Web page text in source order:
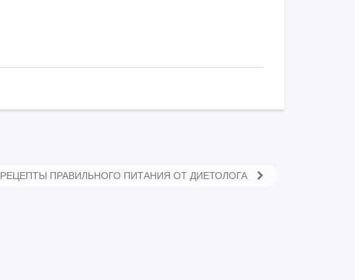
РЕЦЕПТЫ ПРАВИЛЬНОГО ПИТАНИЯ ОТ ДИЕТОЛОГА